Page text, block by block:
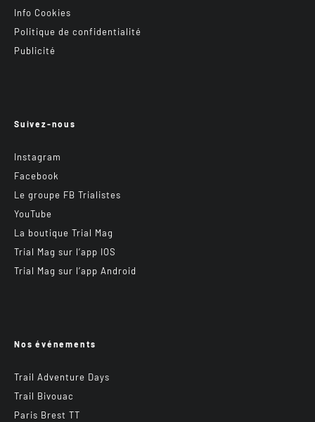
Info Cookies
Politique de confidentialité
Publicité
Suivez-nous
Instagram
Facebook
Le groupe FB Trialistes
YouTube
La boutique Trial Mag
Trial Mag sur l’app IOS
Trial Mag sur l’app Android
Nos événements
Trail Adventure Days
Trail Bivouac
Paris Brest TT